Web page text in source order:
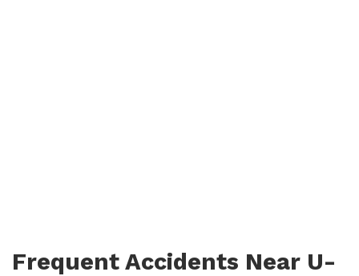
Frequent Accidents Near U-